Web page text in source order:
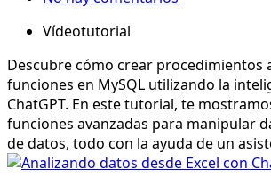
Vídeotutorial
Descubre cómo crear procedimientos
funciones en MySQL utilizando la
ChatGPT. En este tutorial, te
funciones avanzadas para manipular
de datos, todo con la ayuda de un